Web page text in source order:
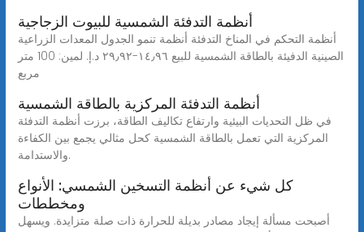
أنظمة التدفئة الشمسية للبيوت الزجاجية
أنظمة التحكم في المناخ التدفئة أنظمة تنمو الجدول المعدات الزراعية
الصينية الدفيئة بالطاقة الشمسية للبيع ‏١٤٫٩٦-‏٢٩٫٩٢ د.إ.‏ لمين: 100 متر
مربع
أنظمة التدفئة المركزية بالطاقة الشمسية
في ظل التحديات البيئية وارتفاع تكاليف الطاقة، برزت أنظمة التدفئة
المركزية التي تعمل بالطاقة الشمسية كحل مثالي يجمع بين الكفاءة
والاستدامة.
كل شيء عن أنظمة التسخين الشمسي: الأنواع
ومخططات
أصبحت مسألة إيجاد مصادر بديلة للحرارة ذات صلة متزايدة. ويسهل